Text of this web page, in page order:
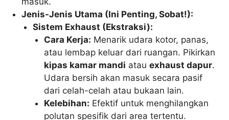
Jenis-Jenis Utama (Ini Penting, Sobat!):
Sistem Exhaust (Ekstraksi):
Cara Kerja: Menarik udara kotor, panas,
atau lembap keluar dari ruangan. Pikirkan
kipas kamar mandi atauexhaust dapur.
Udara bersih akan masuk secara pasif
dari celah-celah atau bukaan lain.
Kelebihan: Efektif untuk menghilangkan
polutan spesifik dari area tertentu.